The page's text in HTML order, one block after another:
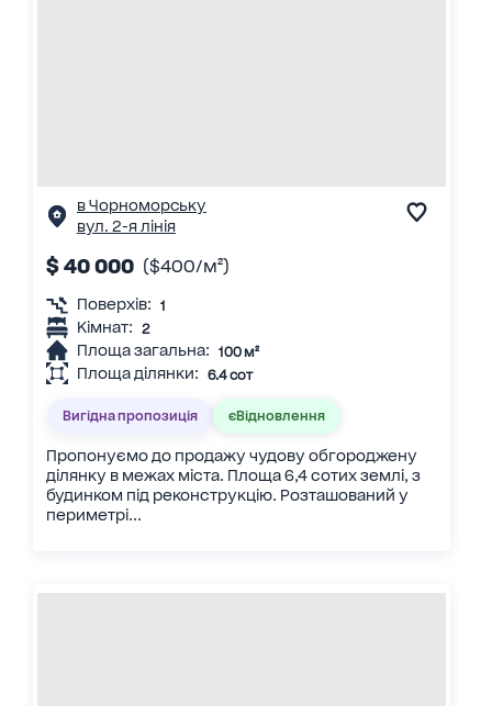
в Чорноморську
вул. 2-я лінія
$ 40 000 ($400/м²)
Поверхів: 1
Кімнат: 2
Площа загальна: 100 м²
Площа ділянки: 6.4 сот
Вигідна пропозиція єВідновлення
Пропонуємо до продажу чудову обгороджену
ділянку в межах міста. Площа 6,4 сотих землі, з
будинком під реконструкцію. Розташований у
периметрі...